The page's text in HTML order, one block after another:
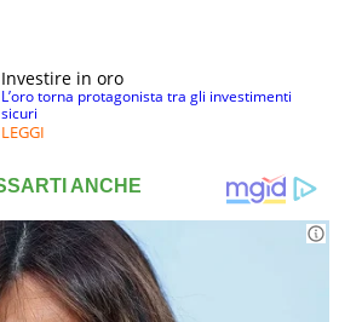
Investire in oro
L’oro torna protagonista tra gli investimenti
sicuri
LEGGI